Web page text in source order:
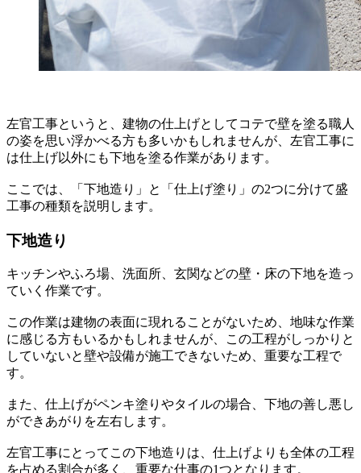
左官工事というと、建物の仕上げとしてコテで壁を塗る職人
の姿を思い浮かべる方も多いかもしれませんが、左官工事に
は仕上げ以外にも下地を塗る作業があります。
ここでは、「下地造り」と「仕上げ塗り」の2つに分けて盛
工事の種類を説明します。
下地造り
キッチンやふろ場、洗面所、玄関などの壁・床の下地を造っ
ていく作業です。
この作業は建物の表面に現れることがないため、地味な作業
に感じる方もいるかもしれませんが、この工程がしっかりと
していないと壁や設備が施工できないため、重要な工程で
す。
また、仕上げがペンキ塗りやタイルの場合、下地の善し悪し
ができあがりを左右します。
左官工事にとってこの下地造りは、仕上げよりも全体の工程
を占める割合が多く、重要な仕事の1つとなります。